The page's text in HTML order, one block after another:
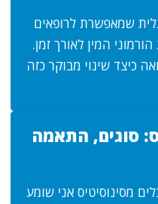
שמאפשרת לרופאים
המין לאורך זמן.
כיצד שינוי מבוקר כזה
סוגים, התאמה
מסינוסיטיס אני שומע